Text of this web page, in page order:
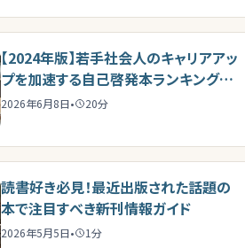
【2024年版】若手社会人のキャリアアッ
プを加速する自己啓発本ランキングと
実践法
2026年6月8日• 20分
読書好き必見！最近出版された話題の
本で注目すべき新刊情報ガイド
2026年5月5日• 1分